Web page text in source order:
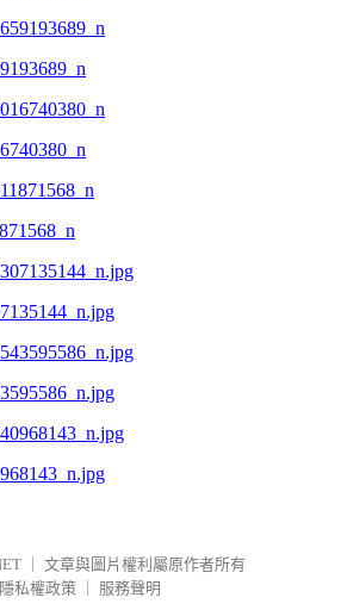
文章與圖片權利屬原作者所有
隱私權政策
服務聲明